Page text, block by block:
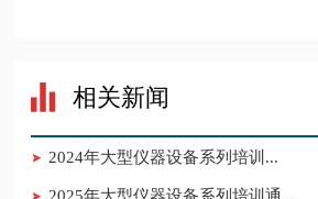
相关新闻
​2024年大型仪器设备系列培训...